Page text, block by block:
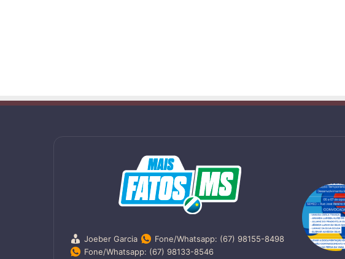
Joeber Garcia
Fone/Whatsapp: (67) 98155-8498
Fone/Whatsapp: (67) 98133-8546